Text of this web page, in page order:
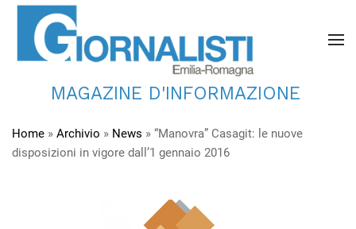
MAGAZINE D'INFORMAZIONE
Home » Archivio » News » “Manovra” Casagit: le nuove
disposizioni in vigore dall’1 gennaio 2016